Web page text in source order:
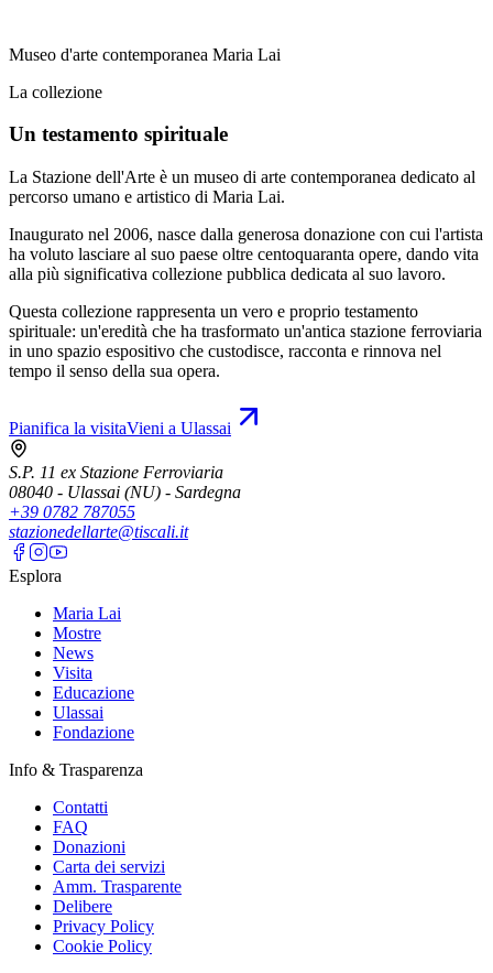
Museo d'arte contemporanea Maria Lai
La collezione
Un testamento spirituale
La Stazione dell'Arte è un museo di arte contemporanea dedicato al
percorso umano e artistico di Maria Lai.
Inaugurato nel 2006, nasce dalla generosa donazione con cui l'artista
ha voluto lasciare al suo paese oltre centoquaranta opere, dando vita
alla più significativa collezione pubblica dedicata al suo lavoro.
Questa collezione rappresenta un vero e proprio testamento
spirituale: un'eredità che ha trasformato un'antica stazione ferroviaria
in uno spazio espositivo che custodisce, racconta e rinnova nel
tempo il senso della sua opera.
Pianifica la visitaVieni a Ulassai
S.P. 11 ex Stazione Ferroviaria
08040 - Ulassai (NU) - Sardegna
+39 0782 787055
stazionedellarte@tiscali.it
Esplora
Maria Lai
Mostre
News
Visita
Educazione
Ulassai
Fondazione
Info & Trasparenza
Contatti
FAQ
Donazioni
Carta dei servizi
Amm. Trasparente
Delibere
Privacy Policy
Cookie Policy